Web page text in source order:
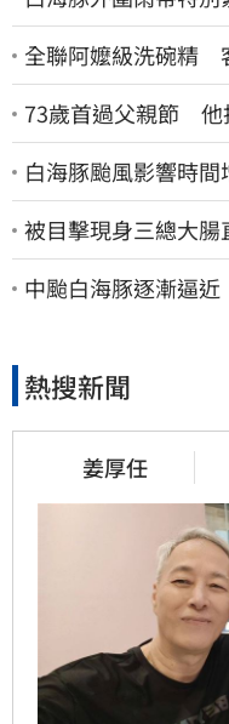
全聯阿嬤級洗碗精
73歲首過父親節 他
白海豚颱風影響時
被目擊現身三總大
了 真實體況曝光
中颱白海豚逐漸逼
熱搜新聞
姜厚任